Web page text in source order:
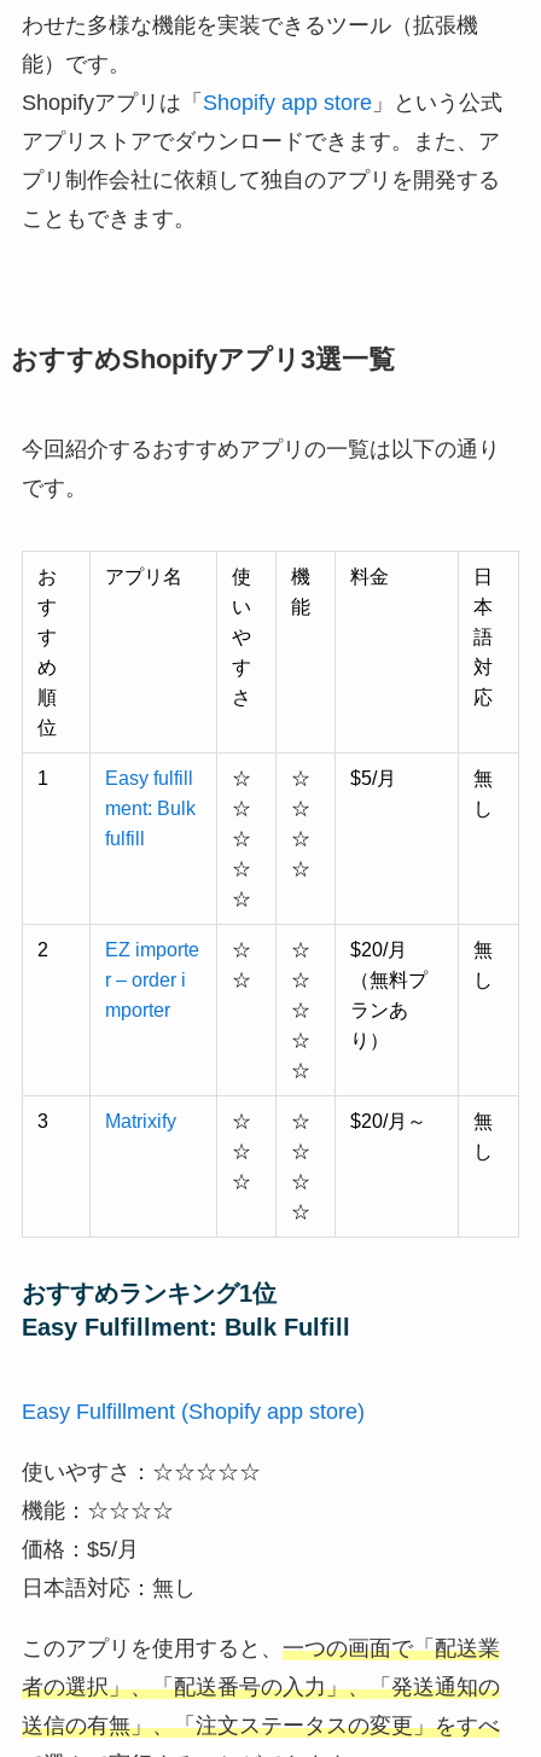
わせた多様な機能を実装できるツール（拡張機
能）です。
Shopifyアプリは「 Shopify app store」という公式
アプリストアでダウンロードできます。また、ア
プリ制作会社に依頼して独自のアプリを開発する
こともできます。
おすすめShopifyアプリ3選一覧
今回紹介するおすすめアプリの一覧は以下の通り
です。
お
す
す
め
順
位
アプリ名
使
い
や
す
さ
機
能
料金
日
本
語
対
応
1
Easy fulfill
ment: Bulk
fulfill
☆
☆
☆
☆
☆
☆
☆
☆
☆
$5/月
無
し
2
EZ importe
r – order i
mporter
☆
☆
☆
☆
☆
☆
☆
$20/月
（無料プ
ランあ
り）
無
し
3 Matrixify
☆
☆
☆
☆
☆
☆
☆
$20/月～
無
し
おすすめランキング1位
Easy Fulfillment: Bulk Fulfill
Easy Fulfillment (Shopify app store)
使いやすさ：☆☆☆☆☆
機能：☆☆☆☆
価格：$5/月
日本語対応：無し
このアプリを使用すると、 一つの画面で「配送業
者の選択」、「配送番号の入力」、「発送通知の
送信の有無」、「注文ステータスの変更」をすべ